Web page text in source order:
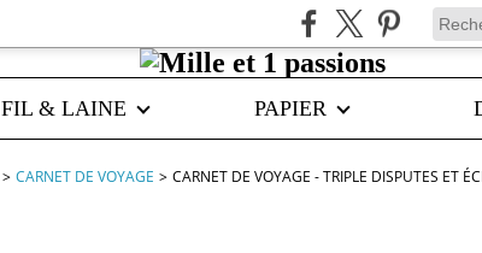
FIL & LAINE PAPIER
> CARNET DE VOYAGE > CARNET DE VOYAGE - TRIPLE DISPUTES ET